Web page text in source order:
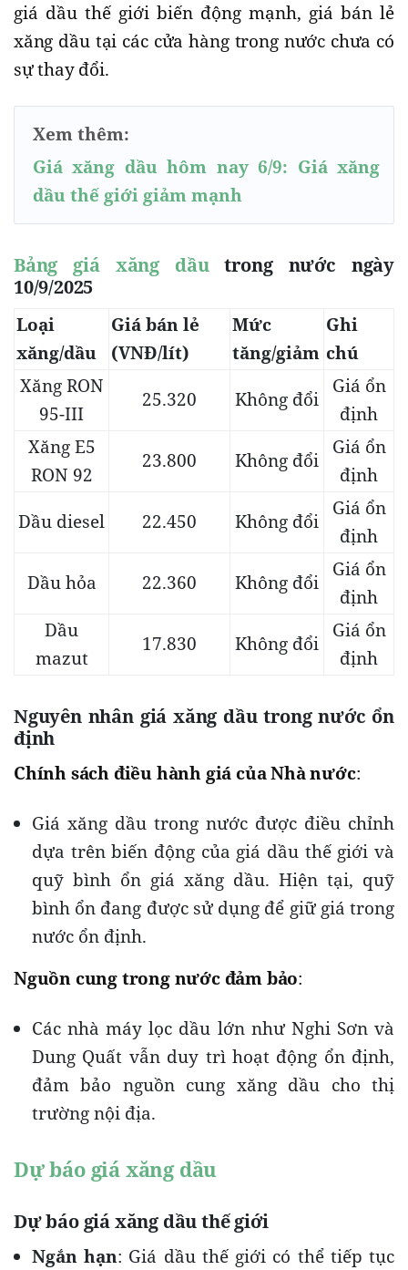
giá dầu thế giới biến động mạnh, giá bán lẻ
xăng dầu tại các cửa hàng trong nước chưa có
sự thay đổi.
Xem thêm:
Giá xăng dầu hôm nay 6/9: Giá xăng
dầu thế giới giảm mạnh
Bảng giá xăng dầutrong nước ngày
10/9/2025
Loại
xăng/dầu
Giá bán lẻ
(VNĐ/lít)
Mức
tăng/giảm
Ghi
chú
Xăng RON
95-III
25.320 Không đổi
Giá ổn
định
Xăng E5
RON 92
23.800 Không đổi
Giá ổn
định
Dầu diesel
22.450 Không đổi
Giá ổn
định
Dầu hỏa
22.360 Không đổi
Giá ổn
định
Dầu
mazut
17.830 Không đổi
Giá ổn
định
Nguyên nhân giá xăng dầu trong nước ổn
định
Chính sách điều hành giá của Nhà nước:
Giá xăng dầu trong nước được điều chỉnh
dựa trên biến động của giá dầu thế giới và
quỹ bình ổn giá xăng dầu. Hiện tại, quỹ
bình ổn đang được sử dụng để giữ giá trong
nước ổn định.
Nguồn cung trong nước đảm bảo:
Các nhà máy lọc dầu lớn như Nghi Sơn và
Dung Quất vẫn duy trì hoạt động ổn định,
đảm bảo nguồn cung xăng dầu cho thị
trường nội địa.
Dự báo giá xăng dầu
Dự báo giá xăng dầu thế giới
Ngắn hạn: Giá dầu thế giới có thể tiếp tục